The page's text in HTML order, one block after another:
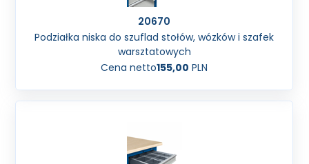
20670
Podziałka niska do szuflad stołów, wózków i szafek
warsztatowych
Cena netto155,00 PLN